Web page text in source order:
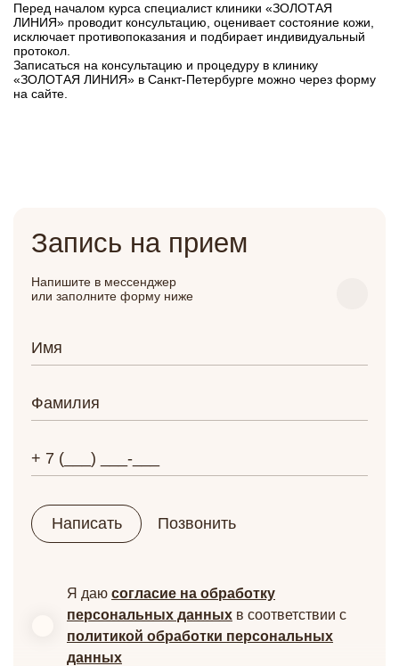
Перед началом курса специалист клиники «ЗОЛОТАЯ
ЛИНИЯ» проводит консультацию, оценивает состояние кожи,
исключает противопоказания и подбирает индивидуальный
протокол.
Записаться на консультацию и процедуру в клинику
«ЗОЛОТАЯ ЛИНИЯ» в Санкт-Петербурге можно через форму
на сайте.
Запись на прием
Напишите в мессенджер
или заполните форму ниже
Написать Позвонить
Я даю согласие на обработку
персональных данных в соответствии с
политикой обработки персональных
данных